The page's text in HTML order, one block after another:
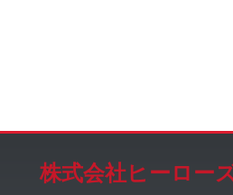
株式会社ヒーロー